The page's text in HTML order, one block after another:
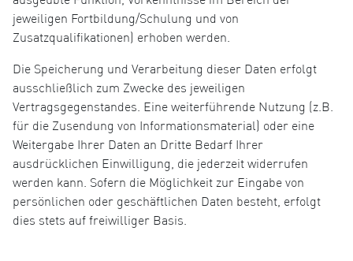
jeweiligen Fortbildung/Schulung und von
Zusatzqualifikationen) erhoben werden.
Die Speicherung und Verarbeitung dieser Daten erfolgt
ausschließlich zum Zwecke des jeweiligen
Vertragsgegenstandes. Eine weiterführende Nutzung (z.B.
für die Zusendung von Informationsmaterial) oder eine
Weitergabe Ihrer Daten an Dritte Bedarf Ihrer
ausdrücklichen Einwilligung, die jederzeit widerrufen
werden kann. Sofern die Möglichkeit zur Eingabe von
persönlichen oder geschäftlichen Daten besteht, erfolgt
dies stets auf freiwilliger Basis.